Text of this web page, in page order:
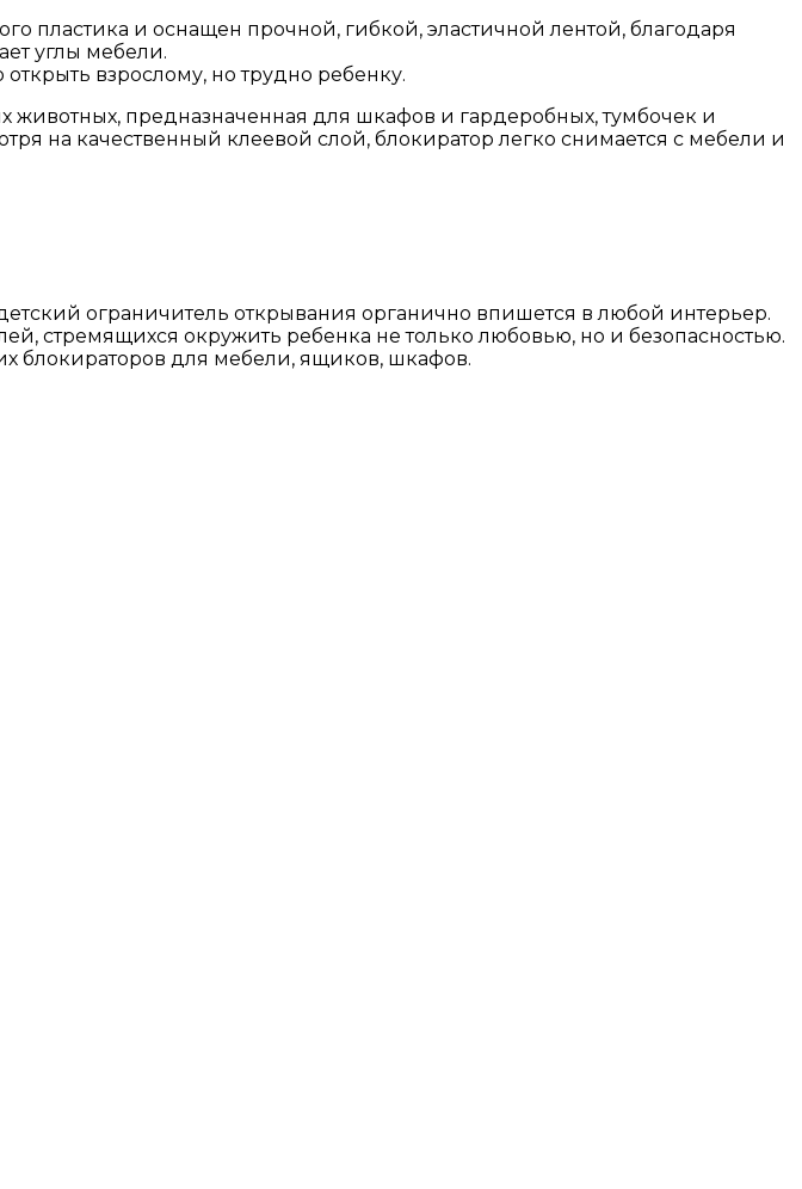
пластика и оснащен прочной, гибкой, эластичной лентой, благодаря
углы мебели.
взрослому, но трудно ребенку.
предназначенная для шкафов и гардеробных, тумбочек и
на качественный клеевой слой, блокиратор легко снимается с мебели и
ограничитель открывания органично впишется в любой интерьер.
стремящихся окружить ребенка не только любовью, но и безопасностью.
блокираторов для мебели, ящиков, шкафов.